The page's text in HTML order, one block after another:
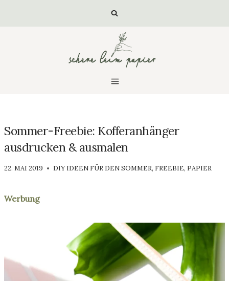
Sommer-Freebie: Kofferanhänger
ausdrucken & ausmalen
VON
22. MAI 2019 DIY IDEEN FÜR DEN SOMMER, FREEBIE, PAPIER
Werbung